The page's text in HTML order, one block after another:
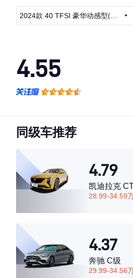
2024款 40 TFSI 豪华动感型(星
4.55
·空间表现一般，低于63%同级车
同级车推荐
4.79
凯迪拉克
28.99-34.59
4.37
奔驰 C级
29.99-34.56